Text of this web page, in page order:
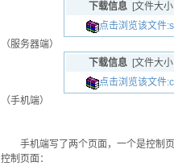
下载信息[文件大小
点击浏览该文件
（服务器端）
下载信息[文件大小
点击浏览该文件
（手机端）
手机端写了两个页面，一个是控制
控制页面：